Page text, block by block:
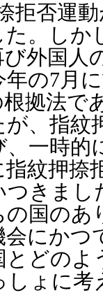
拒否運
。しか
び外国
の7月
拠法で
、指紋
一時的
紋押捺
きまし
の国の
にか
どのよ
しょに